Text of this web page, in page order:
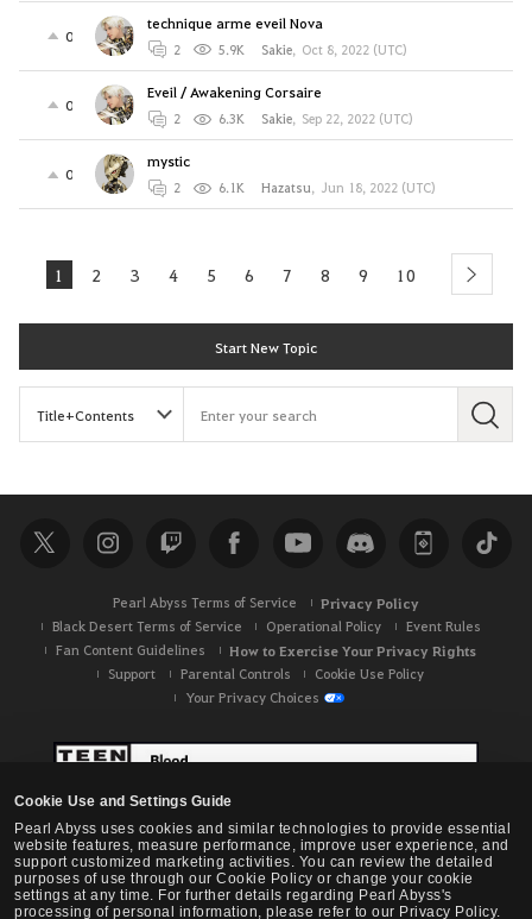
Cookie Use and Settings Guide
Pearl Abyss uses cookies and similar technologies to provide essential
website features, measure performance, improve user experience, and
support customized marketing activities. You can review the detailed
purposes of use through our Cookie Policy or change your cookie
settings at any time. For further details regarding Pearl Abyss's
processing of personal information, please refer to our Privacy Policy.
0
technique arme eveil Nova
2 5.9K Sakie, Oct 8, 2022 (UTC)
0
Eveil / Awakening Corsaire
2 6.3K Sakie, Sep 22, 2022 (UTC)
0
mystic
2 6.1K Hazatsu, Jun 18, 2022 (UTC)
1 2 3 4 5 6 7 8 9 10 next
Start New Topic
S
c
h
Pearl Abyss Terms of Service Privacy Policy
Black Desert Terms of Service Operational Policy
Event Rules
Fan Content Guidelines
How to Exercise Your Privacy Rights
Support Parental Controls
Cookie Use Policy
Your Privacy Choices